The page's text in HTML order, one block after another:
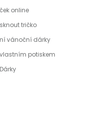
online
tričko
vánoční dárky
potiskem